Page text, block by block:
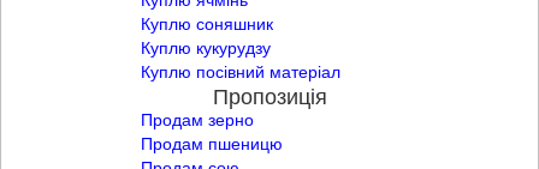
Куплю соняшник
Куплю кукурудзу
Куплю посівний матеріал
Пропозиція
Продам зерно
Продам пшеницю